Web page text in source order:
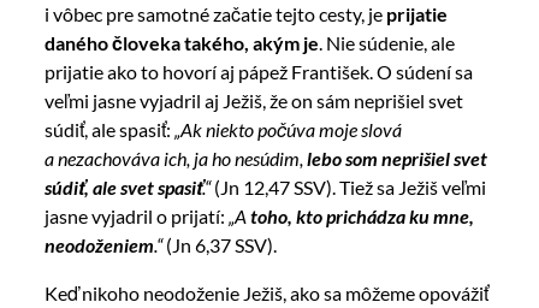
i vôbec pre samotné začatie tejto cesty, je prijatie
daného človeka takého, akým je . Nie súdenie, ale
prijatie ako to hovorí aj pápež František. O súdení sa
veľmi jasne vyjadril aj Ježiš, že on sám neprišiel svet
súdiť, ale spasiť: „Ak niekto počúva moje slová
a nezachováva ich, ja ho nesúdim,lebo som neprišiel svet
súdiť, ale svet spasiť.“(Jn 12,47 SSV). Tiež sa Ježiš veľmi
jasne vyjadril o prijatí: „Atoho, kto prichádza ku mne,
neodoženiem .“(Jn 6,37 SSV).
Keď nikoho neodoženie Ježiš, ako sa môžeme opovážiť